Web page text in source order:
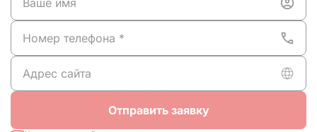
Отправить заявку